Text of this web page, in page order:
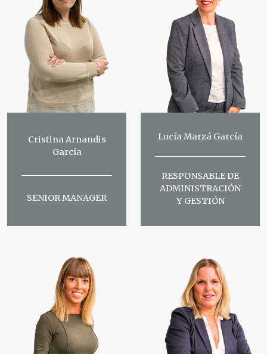
Cristina Arnandis
García
SENIOR MANAGER
Lucía Marzá García
RESPONSABLE DE
ADMINISTRACIÓN
Y GESTIÓN